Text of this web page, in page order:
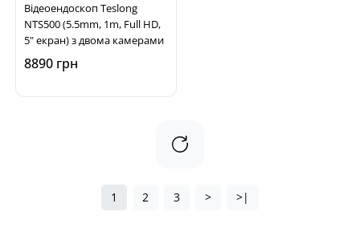
Відеоендоскоп Teslong
NTS500 (5.5mm, 1m, Full HD,
5" екран) з двома камерами
8890 грн
1 2 3 > >|